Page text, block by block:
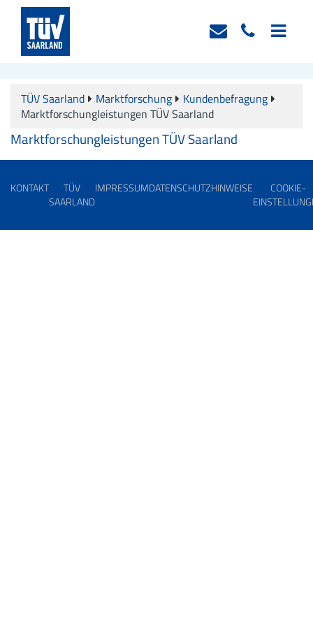
TÜV Saarland Marktforschung
Kundenbefragung
Marktforschungleistungen TÜV Saarland
Marktforschungleistungen TÜV Saarland
KONTAKT
TÜV
SAARLAND
IMPRESSUMDATENSCHUTZHINWEISE
COOKIE-